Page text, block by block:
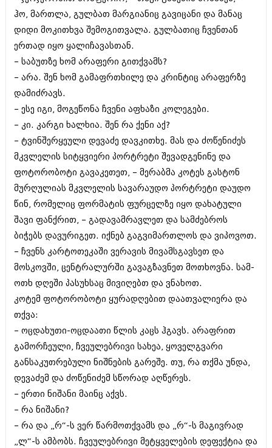
ჰო, მართლა, გულბათ მარგიანიც გავიცანი და მანაც
დიდი მოკითხვა შემოგითვალა. გულბათიც ჩვენთან
ერთად იყო ყალიჩავასთან.
– საბუთზე ხომ არაფერი გითქვამს?
– არა. შენ ხომ გამაფრთხილე და კრინტიც არაფერზე
დამიძრავს.
– ესე იგი, მოგეწონა ჩვენი აფხაზი კოლეგები.
– კი. კარგი ხალხია. შენ რა ქენი აქ?
– ტვინშერყეული დევაძე დავკითხე. მას და ძოწენიძეს
მკვლელის სიტყვიერი პორტრეტი შევადგენინე და
ფოტორობოტი გავაკეთეთ, – მერაბმა კოტეს გასტონ
მურღულიას მკვლელის სავარაუდო პორტრეტი დაუდო
წინ, რომელიც ფორმატის ფურცელზე იყო დახატული
შავი ფანქრით, – გადავამრავლეთ და სამძებროს
ბიჭებს დავურიგეთ. იქნებ გაგვიმართლოს და ვიპოვოთ.
– ჩვენს კარტოთეკაში ვერავის მივამსგავსეთ და
მოსკოვში, ცენტრალურში გავაგზავნეთ მოთხოვნა. სამ-
ოთხ დღეში პასუხსაც მივიღებთ და ვნახოთ.
კოტემ ფოტორობოტი ყურადღებით დაათვალიერა და
თქვა:
– ოცდახუთი-ოცდაათი წლის კაცს ჰგავს. არაფრით
გამორჩეული, ჩვეულებრივი სახეა, ყოველგვარი
განსაკუთრებული ნიშნების გარეშე. თუ, რა თქმა უნდა,
დევაძემ და ძოწენიძემ სწორად აღწერეს.
– ერთი ნიშანი მაინც აქვს.
– რა ნიშანი?
– რა და „რ“-ს ვერ წარმოთქვამს და „რ“-ს მაგივრად
„ლ“-ს ამბობს. ჩვეულებრივი მეტყველების დეფექტია და